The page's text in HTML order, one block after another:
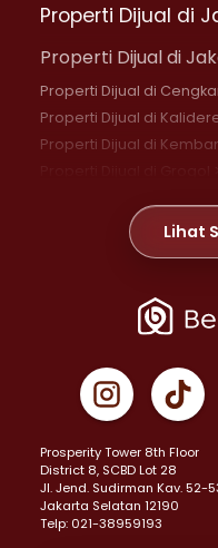
Properti Dijual di
Properti Dijual di
Properti Dijual di
Properti Dijual di
Properti Dijual di
Properti Dijual di Meruya
Properti Dijual di
Properti Dijual di
Properti Dijual di Gambir >
Properti Dijual di Johar
Properti Dijual di Menteng
Properti Dijual di Senen >
Properti Dijual di Tanah
Properti Dijual di Cikini >
Lihat
Prosperity Tower 8th Floor
District 8, SCBD Lot 28
JI. Jend. Sudirman Kav. 52-
Jakarta Selatan 12190
Telp: 021-38959193